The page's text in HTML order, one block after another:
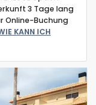
3 Tage lang
Online-Buchung
KANN ICH